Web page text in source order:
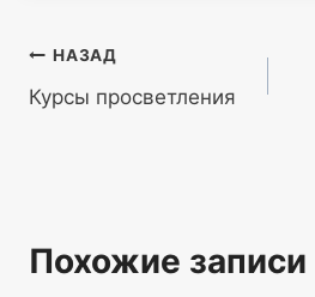
Навигация
по
НАЗАД
Курсы просветления
Похожие записи